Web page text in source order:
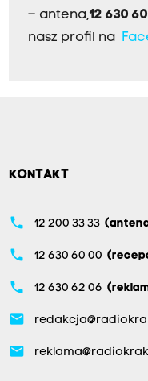
– antena,12 630
nasz profil na
KONTAKT
phone 12 200 33 33
phone 12 630 60 00
phone 12 630 62 06
email
email